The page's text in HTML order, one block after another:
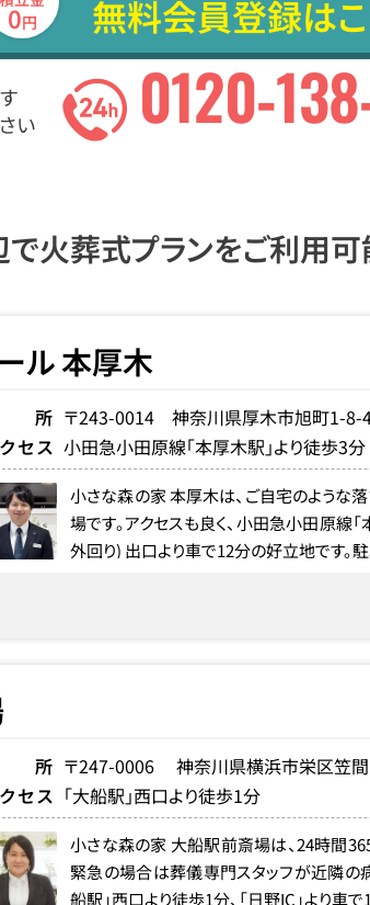
0円 無料会員登録は
い
0120-
火葬式プランをご利用
ル 本厚木
所 〒243-0014 神奈川県厚木市旭町1-8-
セス 小田急小田原線「本厚木駅」より徒歩3分
小さな森の家 本厚木は、ご自宅のような
場です。アクセスも良く、小田急小田原線
外回り) 出口より車で12分の好立地です。
所 〒247-0006 神奈川県横浜市栄区笠
セス 「大船駅」西口より徒歩1分
小さな森の家 大船駅前斎場は、24時間
緊急の場合は葬儀専門スタッフが近隣の
船駅」西口より徒歩1分、「日野IC」より車